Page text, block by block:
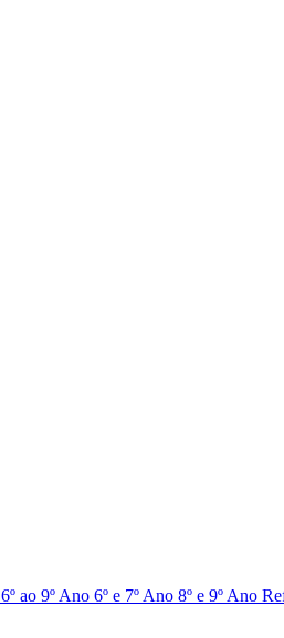
6º ao 9º Ano 6º e 7º Ano 8º e 9º Ano